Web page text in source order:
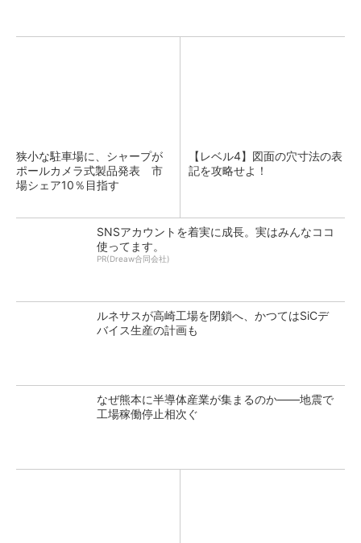
狭小な駐車場に、シャープが
ポールカメラ式製品発表 市
場シェア10％目指す
【レベル4】図面の穴寸法の表
記を攻略せよ！
SNSアカウントを着実に成長。実はみんなココ
使ってます。
PR(Dreaw合同会社)
ルネサスが高崎工場を閉鎖へ、かつてはSiCデ
バイス生産の計画も
なぜ熊本に半導体産業が集まるのか――地震で
工場稼働停止相次ぐ